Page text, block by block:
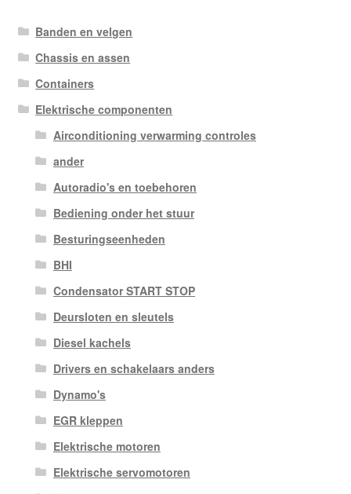
Banden en velgen
Chassis en assen
Containers
Elektrische componenten
Airconditioning verwarming controles
ander
Autoradio's en toebehoren
Bediening onder het stuur
Besturingseenheden
BHI
Condensator START STOP
Deursloten en sleutels
Diesel kachels
Drivers en schakelaars anders
Dynamo's
EGR kleppen
Elektrische motoren
Elektrische servomotoren